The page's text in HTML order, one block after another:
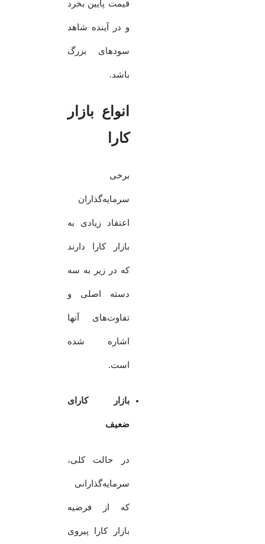
قیمت‌ پایین بخرد
و در آینده شاهد
سودهای بزرگ
باشد.
انواع بازار
کارا
برخی
سرمایه‌گذاران
اعتقاد زیادی به
بازار کارا دارند
که در زیر به سه
دسته اصلی و
تفاوت‌های آنها
اشاره شده
است.
بازار کارای
ضعیف
در حالت کلی،
سرمایه‌گذارانی
که از فرضیه
بازار کارا پیروی